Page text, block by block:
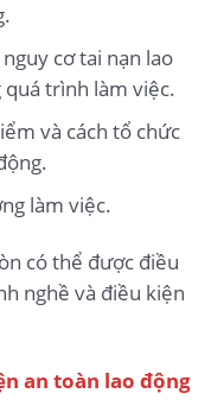
cơ tai nạn lao
trình làm việc.
và cách tổ chức
làm việc.
có thể được điều
nghề và điều kiện
an toàn lao động